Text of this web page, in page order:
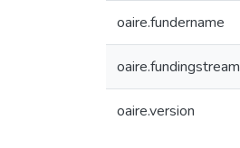
oaire.fundername
oaire.fundingstream
oaire.version